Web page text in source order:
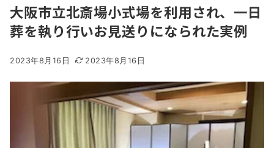
大阪市立北斎場小式場を利用され、一日
葬を執り行いお見送りになられた実例
2023年8月16日 2023年8月16日